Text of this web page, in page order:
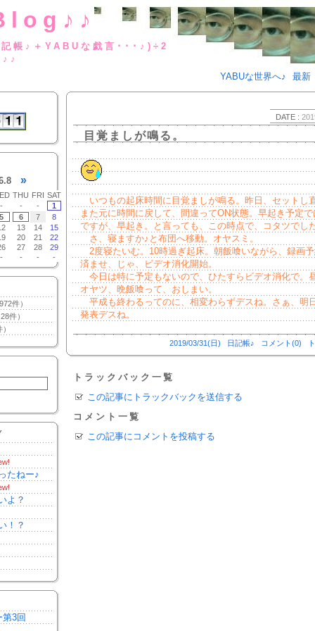
な日記帳♪＋YABUな戯言･･
YABUな世界へ♪
最新
»
THU FRI SAT
-
- -
1
6 7
8
13 14
15
20 21
22
27 28
29
-
- - -
件）
件）
たねー♪
よ？
！？
3回
DATE :
目覚ましが鳴る。
いつもの起床時間に目覚ましが鳴る。昨日、セットし
また元に時間に戻して、間違ってON状態。早起き予定
ですが、早起き。と言っても、この時点で、コタツでし
さ、寝ますか♪と布団へ移動。オヤスミ。
2度寝たいむ。10時過ぎ起床。朝飯喰いながら、録画
済ませ、じゃ、ビデオ消化開始。
今日は特に予定もないので、ひたすらビデオ消化で。
オヤツ、晩飯喰って、おしまい。
平成も終わるってのに、相変わらずデスね。さぁ、明
発表デスね。
2019/03/31(日) 日記帳♪ コメント(0)
トラックバック一覧
この記事にトラックバックを送信する
コメント一覧
この記事にコメントを投稿する